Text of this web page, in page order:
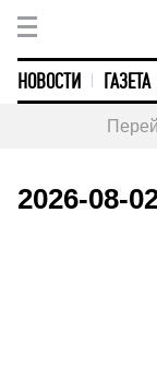
НОВОСТИ ГАЗЕТА
2026-08-